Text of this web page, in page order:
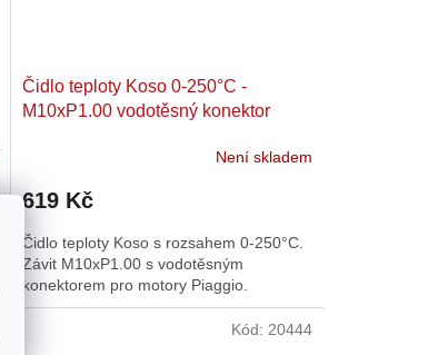
Čidlo teploty Koso 0-250°C -
M10xP1.00 vodotěsný konektor
Není skladem
619 Kč
Čidlo teploty Koso s rozsahem 0-250°C.
Závit M10xP1.00 s vodotěsným
konektorem pro motory Piaggio.
Kód: 20444